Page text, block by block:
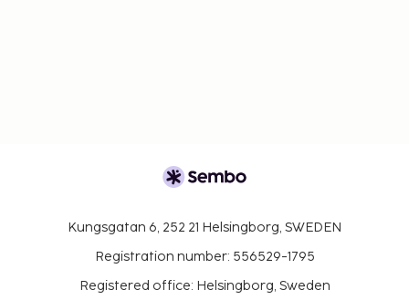
Kungsgatan 6, 252 21 Helsingborg, SWEDEN
Registration number: 556529-1795
Registered office: Helsingborg, Sweden